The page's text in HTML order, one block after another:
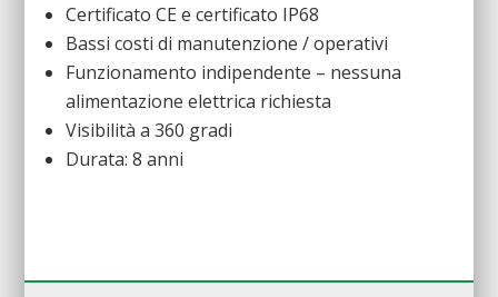
Certificato CE e certificato IP68
Bassi costi di manutenzione / operativi
Funzionamento indipendente – nessuna
alimentazione elettrica richiesta
Visibilità a 360 gradi
Durata: 8 anni